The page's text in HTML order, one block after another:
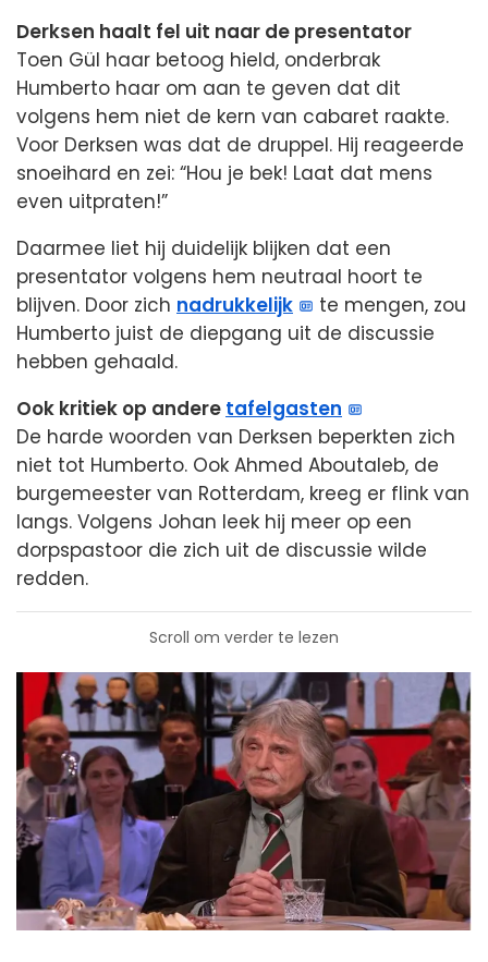
Derksen haalt fel uit naar de presentator
Toen Gül haar betoog hield, onderbrak
Humberto haar om aan te geven dat dit
volgens hem niet de kern van cabaret raakte.
Voor Derksen was dat de druppel. Hij reageerde
snoeihard en zei: “Hou je bek! Laat dat mens
even uitpraten!”
Daarmee liet hij duidelijk blijken dat een
presentator volgens hem neutraal hoort te
blijven. Door zich nadrukkelijk
te mengen, zou
Humberto juist de diepgang uit de discussie
hebben gehaald.
Ook kritiek op andere tafelgasten
De harde woorden van Derksen beperkten zich
niet tot Humberto. Ook Ahmed Aboutaleb, de
burgemeester van Rotterdam, kreeg er flink van
langs. Volgens Johan leek hij meer op een
dorpspastoor die zich uit de discussie wilde
redden.
Scroll om verder te lezen